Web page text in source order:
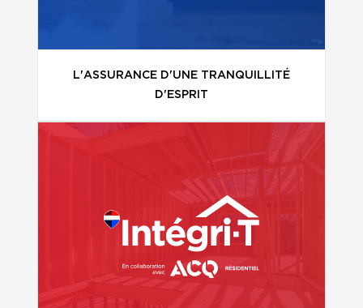
L'ASSURANCE D'UNE TRANQUILLITÉ
D'ESPRIT